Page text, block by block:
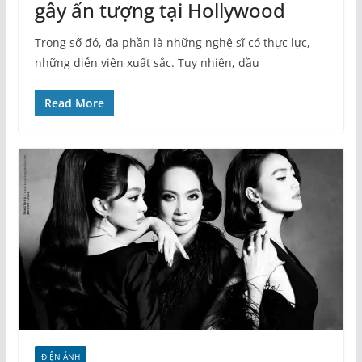
gây ấn tượng tại Hollywood
Trong số đó, đa phần là những nghệ sĩ có thực lực,
những diễn viên xuất sắc. Tuy nhiên, dầu
Read More
ĐIỆN ẢNH